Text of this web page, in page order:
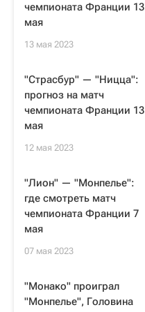
чемпионата Франции 13
мая
13 мая 2023
"Страсбур" — "Ницца":
прогноз на матч
чемпионата Франции 13
мая
12 мая 2023
"Лион" — "Монпелье":
где смотреть матч
чемпионата Франции 7
мая
07 мая 2023
"Монако" проиграл
"Монпелье", Головина